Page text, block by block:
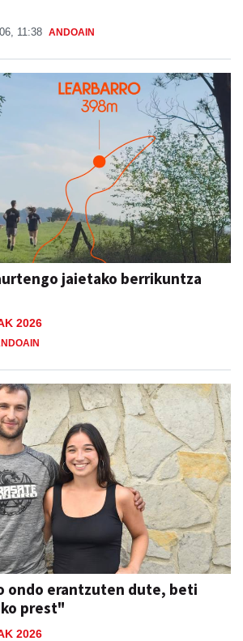
11:38 ANDOAIN
jaietako berrikuntza
2026
ondo erantzuten dute, beti
prest"
2026